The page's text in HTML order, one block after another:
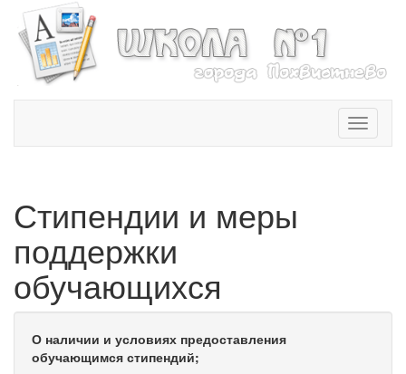
T
o
Стипендии и меры
поддержки
обучающихся
О наличии и условиях предоставления
обучающимся стипендий;